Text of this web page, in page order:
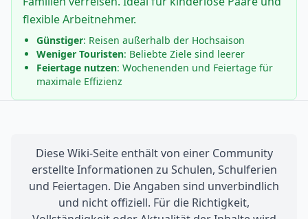
flexible Arbeitnehmer.
Günstiger: Reisen außerhalb der Hochsaison
Weniger Touristen: Beliebte Ziele sind leerer
Feiertage nutzen: Wochenenden und Feiertage für
maximale Effizienz
Diese Wiki-Seite enthält von einer Community
erstellte Informationen zu Schulen, Schulferien
und Feiertagen. Die Angaben sind unverbindlich
und nicht offiziell. Für die Richtigkeit,